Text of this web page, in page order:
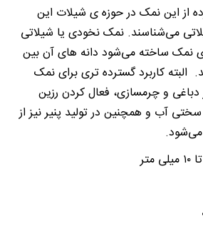
از این نمک در حوزه ی شیلات این
می‌شناسند. نمک نخودی یا شیلاتی
نمک ساخته می‌شود دانه های آن بین
البته کاربرد گسترده تری برای نمک
و چرمسازی، فعال کردن رزین
آب و همچنین در تولید پنیر نیز از
می‌شود.